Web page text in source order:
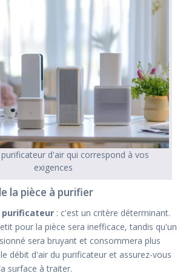
d'air qui correspond à vos
exigences
la pièce à purifier
purificateur : c'est un critère déterminant.
pour la pièce sera inefficace, tandis qu'un
sera bruyant et consommera plus
débit d'air du purificateur et assurez-vous
surface à traiter.